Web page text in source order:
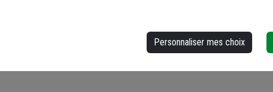
Personnaliser mes choix